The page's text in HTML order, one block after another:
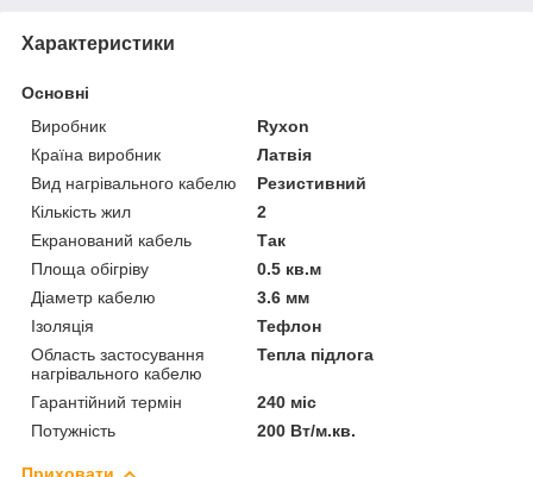
Характеристики
Основні
Виробник
Ryxon
Країна виробник
Латвія
Вид нагрівального кабелю
Резистивний
Кількість жил
2
Екранований кабель
Так
Площа обігріву
0.5 кв.м
Діаметр кабелю
3.6 мм
Ізоляція
Тефлон
Область застосування
нагрівального кабелю
Тепла підлога
Гарантійний термін
240 міс
Потужність
200 Вт/м.кв.
Приховати